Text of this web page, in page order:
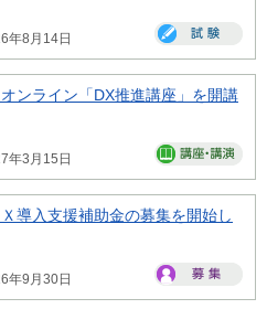
年8月14日
オンライン「DX推進講座」を開講
年3月15日
導入支援補助金の募集を開始し
年9月30日